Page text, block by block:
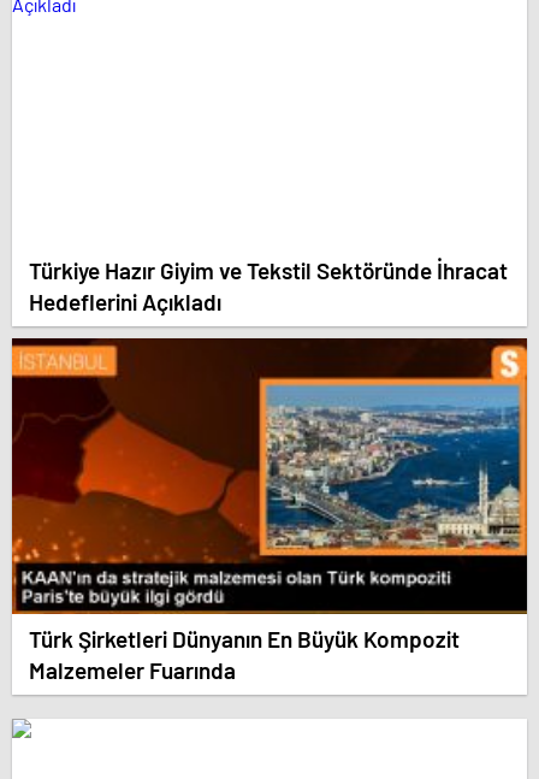
Türkiye Hazır Giyim ve Tekstil Sektöründe İhracat
Hedeflerini Açıkladı
Türk Şirketleri Dünyanın En Büyük Kompozit
Malzemeler Fuarında